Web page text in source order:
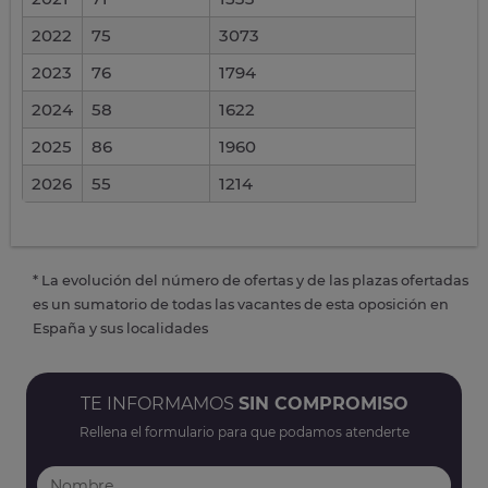
2022
75
3073
2023
76
1794
2024
58
1622
2025
86
1960
2026
55 1214
* La evolución del número de ofertas y de las plazas ofertadas
es un sumatorio de todas las vacantes de esta oposición en
España y sus localidades
TE INFORMAMOS SIN COMPROMISO
Rellena el formulario para que podamos atenderte